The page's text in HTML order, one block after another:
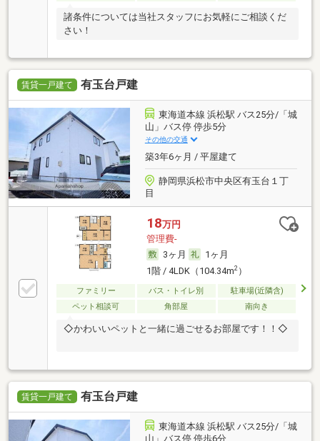
諸条件については当社スタッフにお気軽にご相談くだ
さい！
賃貸一戸建て 有玉台戸建
東海道本線 浜松駅 バス25分/「城
山」バス停 停歩5分
その他の交通
築3年6ヶ月 / 平屋建て
静岡県浜松市中央区有玉台１丁
目
18万円
管理費-
3ヶ月
1ヶ月
1階 / 4LDK（104.34m2）
ファミリー バス・トイレ別
駐車場(近隣含)
ペット相談可
角部屋 南向き
◇かわいいペットと一緒に過ごせるお部屋です！！◇
賃貸一戸建て 有玉台戸建
東海道本線 浜松駅 バス25分/「城
山」バス停 停歩6分